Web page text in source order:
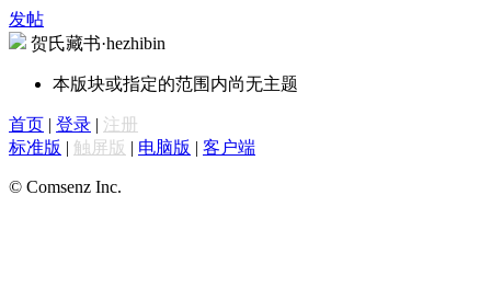
发帖
贺氏藏书·hezhibin
本版块或指定的范围内尚无主题
首页 | 登录 | 注册
标准版 | 触屏版 | 电脑版 | 客户端
© Comsenz Inc.